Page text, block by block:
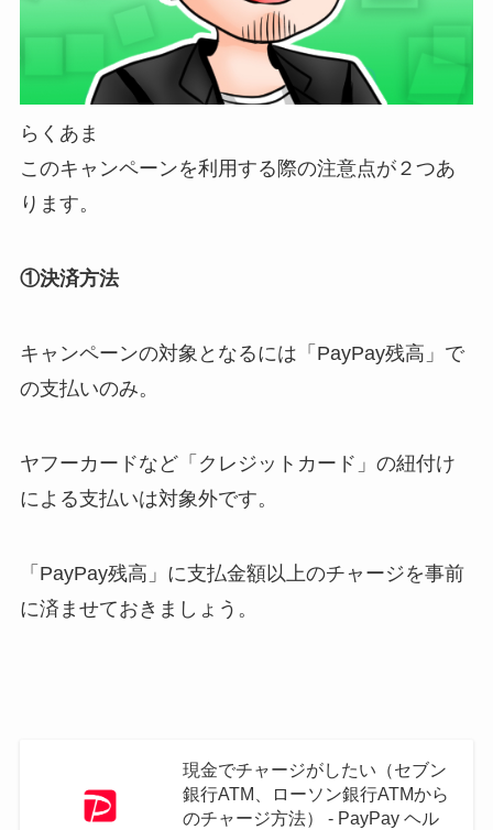
らくあま
このキャンペーンを利用する際の注意点が２つあ
ります。
①決済方法
キャンペーンの対象となるには「 PayPay残高 」で
の支払いのみ。
ヤフーカードなど「 クレジットカード」の紐付け
による支払いは対象外です。
「PayPay残高」に支払金額以上のチャージを事前
に済ませておきましょう。
現金でチャージがしたい（セブン
銀行ATM、ローソン銀行ATMから
のチャージ方法） - PayPay ヘル